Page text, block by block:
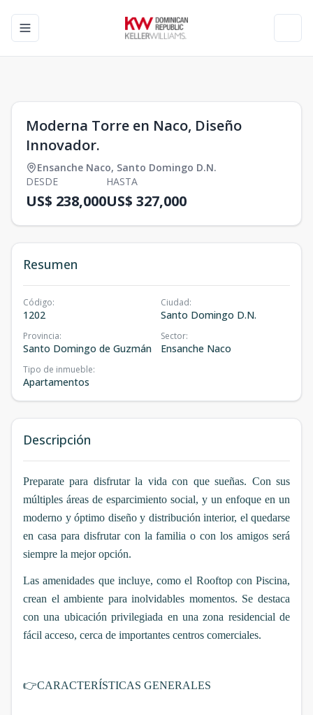
Toggle navigation menu
Moderna Torre en Naco, Diseño
Innovador.
Ensanche Naco, Santo Domingo D.N.
DESDE
US$ 238,000
HASTA
US$ 327,000
Resumen
Código:
1202
Ciudad:
Santo Domingo D.N.
Provincia:
Santo Domingo de Guzmán
Sector:
Ensanche Naco
Tipo de inmueble:
Apartamentos
Descripción
Preparate para disfrutar la vida con que sueñas. Con sus
múltiples áreas de esparcimiento social, y un enfoque en un
moderno y óptimo diseño y distribución interior, el quedarse
en casa para disfrutar con la familia o con los amigos será
siempre la mejor opción.
Las amenidades que incluye, como el Rooftop con Piscina,
crean el ambiente para inolvidables momentos. Se destaca
con una ubicación privilegiada en una zona residencial de
fácil acceso, cerca de importantes centros comerciales.
👉CARACTERÍSTICAS GENERALES